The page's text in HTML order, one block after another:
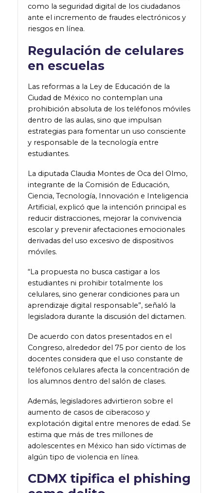
como la seguridad digital de los ciudadanos
ante el incremento de fraudes electrónicos y
riesgos en línea.
Regulación de celulares
en escuelas
Las reformas a la Ley de Educación de la
Ciudad de México no contemplan una
prohibición absoluta de los teléfonos móviles
dentro de las aulas, sino que impulsan
estrategias para fomentar un uso consciente
y responsable de la tecnología entre
estudiantes.
La diputada Claudia Montes de Oca del Olmo,
integrante de la Comisión de Educación,
Ciencia, Tecnología, Innovación e Inteligencia
Artificial, explicó que la intención principal es
reducir distracciones, mejorar la convivencia
escolar y prevenir afectaciones emocionales
derivadas del uso excesivo de dispositivos
móviles.
“La propuesta no busca castigar a los
estudiantes ni prohibir totalmente los
celulares, sino generar condiciones para un
aprendizaje digital responsable”, señaló la
legisladora durante la discusión del dictamen.
De acuerdo con datos presentados en el
Congreso, alrededor del 75 por ciento de los
docentes considera que el uso constante de
teléfonos celulares afecta la concentración de
los alumnos dentro del salón de clases.
Además, legisladores advirtieron sobre el
aumento de casos de ciberacoso y
explotación digital entre menores de edad. Se
estima que más de tres millones de
adolescentes en México han sido víctimas de
algún tipo de violencia en línea.
CDMX tipifica el phishing